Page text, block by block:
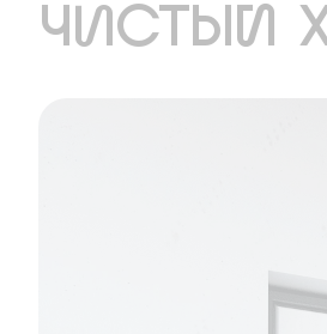
ЧИСТЫЙ